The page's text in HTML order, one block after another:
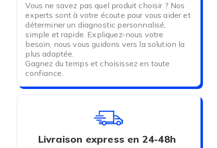
Vous ne savez pas quel produit choisir ? Nos
experts sont à votre écoute pour vous aider et
déterminer un diagnostic personnalisé,
simple et rapide. Expliquez-nous votre
besoin, nous vous guidons vers la solution la
plus adaptée.
Gagnez du temps et choisissez en toute
confiance.
Livraison express en 24-48h